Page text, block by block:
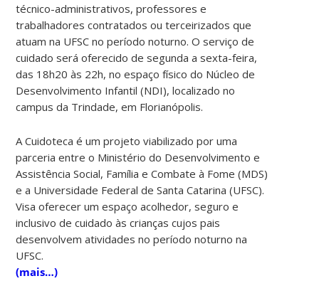
técnico-administrativos, professores e
trabalhadores contratados ou terceirizados que
atuam na UFSC no período noturno. O serviço de
cuidado será oferecido de segunda a sexta-feira,
das 18h20 às 22h, no espaço físico do Núcleo de
Desenvolvimento Infantil (NDI), localizado no
campus da Trindade, em Florianópolis.
A Cuidoteca é um projeto viabilizado por uma
parceria entre o Ministério do Desenvolvimento e
Assistência Social, Família e Combate à Fome (MDS)
e a Universidade Federal de Santa Catarina (UFSC).
Visa oferecer um espaço acolhedor, seguro e
inclusivo de cuidado às crianças cujos pais
desenvolvem atividades no período noturno na
UFSC.
(mais…)